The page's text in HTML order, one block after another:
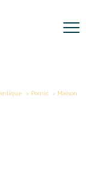
Pornic Maison